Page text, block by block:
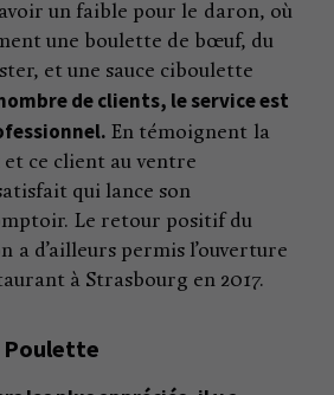
un faible pour le daron, où
une boulette de bœuf, du
et une sauce ciboulette
de clients, le service est
En témoignent la
ce client au ventre
qui lance son
Le retour positif du
a d’ailleurs permis l’ouverture
à Strasbourg en 2017.
Poulette